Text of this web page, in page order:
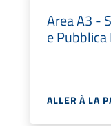
Area A3 -
e
ALLER À LA